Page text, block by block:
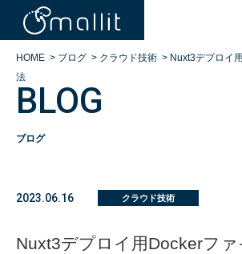
KAIZENサポート
BOOTサポート
HOME > ブログ > クラウド技術 > Nuxt3デプロイ
法
BLOG
ブログ
2023.06.16 クラウド技術
Nuxt3デプロイ用Dockerフ